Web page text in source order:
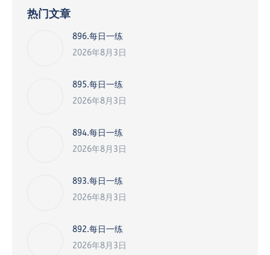
热门文章
896.每日一练
2026年8月3日
895.每日一练
2026年8月3日
894.每日一练
2026年8月3日
893.每日一练
2026年8月3日
892.每日一练
2026年8月3日